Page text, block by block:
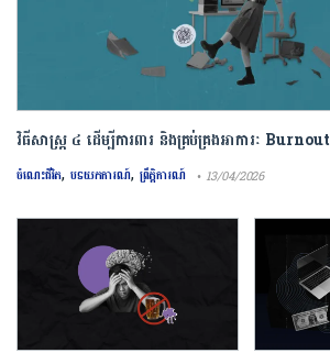
វិធីសាស្រ្ត ៤ ​ដើម្បី​ការពារ និងគ្រប់គ្រង​អាការៈ Burnout
ចំណេះជីវិត, បទយកការណ៍, ព្រឹត្តិការណ៍ • 13/04/2026